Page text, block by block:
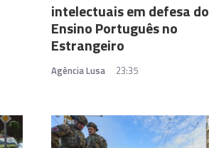
intelectuais em defesa do
Ensino Português no
Estrangeiro
Agência Lusa 23:35